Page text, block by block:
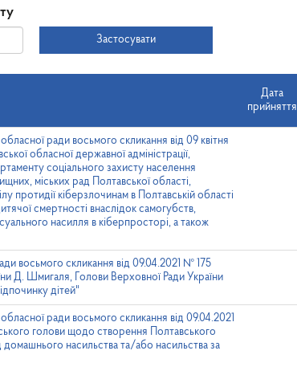
прийняття
Застосувати
Дата
прийняття
ради восьмого скликання від 09 квітня
обласної державної адміністрації,
соціального захисту населення
міських рад Полтавської області,
протидії кіберзлочинам в Полтавській області
смертності внаслідок самогубств,
насилля в кіберпросторі, а також
восьмого скликання від 09.04.2021 № 175
Д. Шмигаля, Голови Верховної Ради України
дітей"
ради восьмого скликання від 09.04.2021
голови щодо створення Полтавського
насильства та/або насильства за